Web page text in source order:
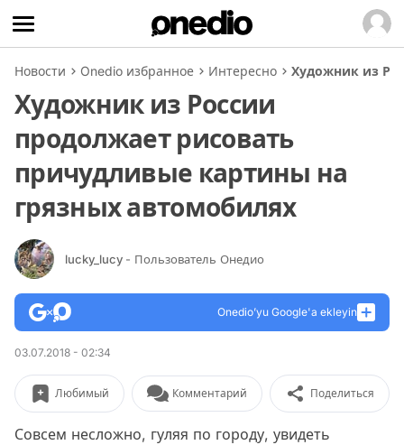
Новости Onedio избранное Интересно Художник из
Художник из России
продолжает рисовать
причудливые картины на
грязных автомобилях
lucky_lucy - Пользователь Онедио
Onedio’yu Google'a ekleyin
03.07.2018 - 02:34
Любимый Комментарий Поделиться
Совсем несложно, гуляя по городу, увидеть